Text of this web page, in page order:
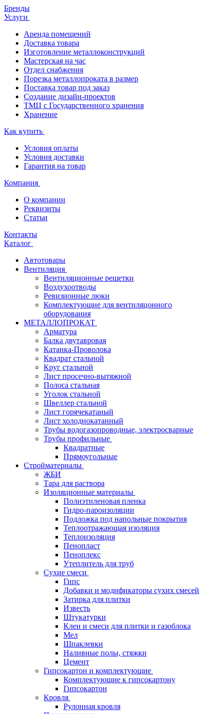
Бренды
Услуги
Аренда помещений
Доставка товара
Изготовление металлоконструкций
Мастерская на час
Отдел снабжения
Порезка металлопроката в размер
Поставка товар под заказ
Создание дизайн-проектов
ТМЦ с Государственного хранения
Хранение
Как купить
Условия оплаты
Условия доставки
Гарантия на товар
Компания
О компании
Реквизиты
Статьи
Контакты
Каталог
Автотовары
Вентиляция
Вентиляционные решетки
Воздухоотводы
Ревизионные люки
Комплектующие для вентиляцонного
оборудования
МЕТАЛЛОПРОКАТ
Арматура
Балка двутавровая
Катанка-Проволока
Квадрат стальной
Круг стальной
Лист просечно-вытяжной
Полоса стальная
Уголок стальной
Швеллер стальной
Лист горячекатаный
Лист холоднокатанный
Трубы водогазопроводные, электросварные
Трубы профильные
Квадратные
Прямоугольные
Стройматериалы
ЖБИ
Тара для раствора
Изоляционные материалы
Полиэтиленовая пленка
Гидро-пароизоляции
Подложка под напольные покрытия
Теплоотражающая изоляция
Теплоизоляция
Пенопласт
Пеноплекс
Утеплитель для труб
Сухие смеси
Гипс
Добавки и модификаторы сухих смесей
Затирка для плитки
Известь
Штукатурки
Клеи и смеси для плитки и газоблока
Мел
Шпаклевки
Наливные полы, стяжки
Цемент
Гипсокартон и комплектующие
Комплектующие к гипсокартону
Гипсокартон
Кровля
Рулонная кровля